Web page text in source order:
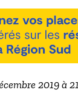
2019 à